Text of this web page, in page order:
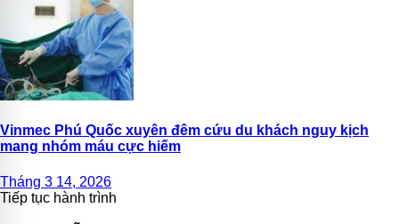
Vinmec Phú Quốc xuyên đêm cứu du khách nguy kịch
mang nhóm máu cực hiếm
Tháng 3 14, 2026
Tiếp tục hành trình